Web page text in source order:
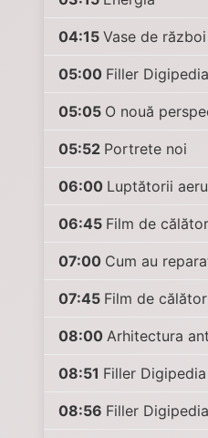
04:15 Vase de război
05:00 Filler
05:05 O nouă
05:52 Portrete noi
06:00 Luptătorii
06:45 Film de
07:00 Cum au
07:45 Film de
08:00 Arhitectura
08:51 Filler Digipedia
08:56 Filler